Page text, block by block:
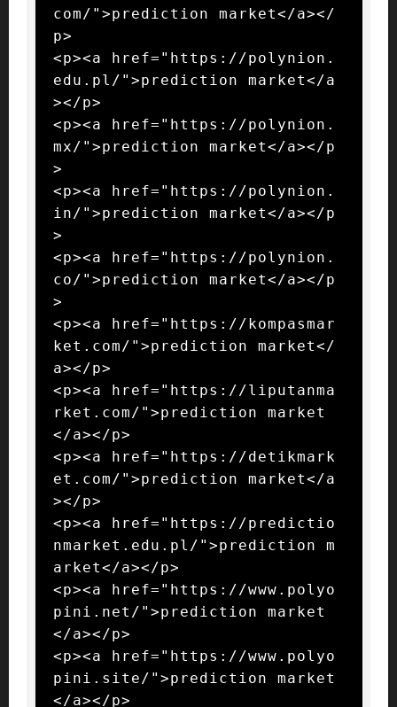
com/">prediction market</a></
p>
<p><a href="https://polynion.
edu.pl/">prediction market</a
></p>
<p><a href="https://polynion.
mx/">prediction market</a></p
>
<p><a href="https://polynion.
in/">prediction market</a></p
>
<p><a href="https://polynion.
co/">prediction market</a></p
>
<p><a href="https://kompasmar
ket.com/">prediction market</
a></p>
<p><a href="https://liputanma
rket.com/">prediction market
</a></p>
<p><a href="https://detikmark
et.com/">prediction market</a
></p>
<p><a href="https://predictio
nmarket.edu.pl/">prediction m
arket</a></p>
<p><a href="https://www.polyo
pini.net/">prediction market
</a></p>
<p><a href="https://www.polyo
pini.site/">prediction market
</a></p>